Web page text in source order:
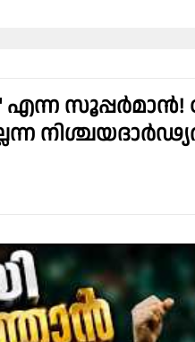
സൂപ്പർമാൻ!